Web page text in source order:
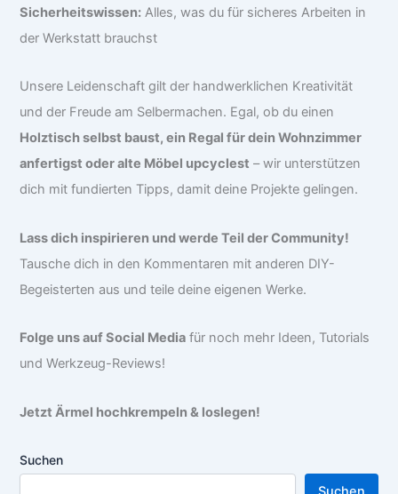
Sicherheitswissen: Alles, was du für sicheres Arbeiten in
der Werkstatt brauchst
Unsere Leidenschaft gilt der handwerklichen Kreativität
und der Freude am Selbermachen. Egal, ob du einen
Holztisch selbst baust, ein Regal für dein Wohnzimmer
anfertigst oder alte Möbel upcyclest – wir unterstützen
dich mit fundierten Tipps, damit deine Projekte gelingen.
Lass dich inspirieren und werde Teil der Community!
Tausche dich in den Kommentaren mit anderen DIY-
Begeisterten aus und teile deine eigenen Werke.
Folge uns auf Social Media für noch mehr Ideen, Tutorials
und Werkzeug-Reviews!
Jetzt Ärmel hochkrempeln & loslegen!
Suchen